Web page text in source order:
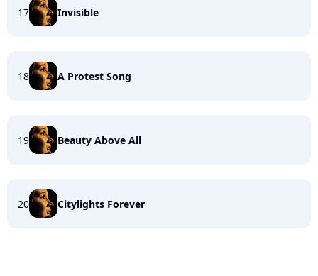
17 Invisible
18 A Protest Song
19 Beauty Above All
20 Citylights Forever